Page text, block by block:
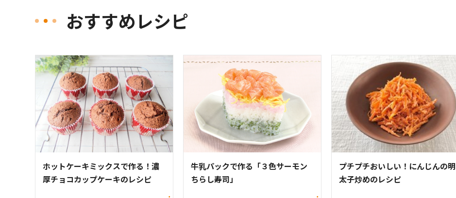
おすすめレシピ
ホットケーキミックスで作る！濃
厚チョコカップケーキのレシピ
牛乳パックで作る「３色サーモン
ちらし寿司」
プチプチおいしい！にんじんの明
太子炒めのレシピ